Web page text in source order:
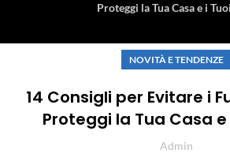
Proteggi la Tua Casa e i
NOVITÀ E TENDENZE
14 Consigli per Evitare i
Proteggi la Tua Casa e
Admin